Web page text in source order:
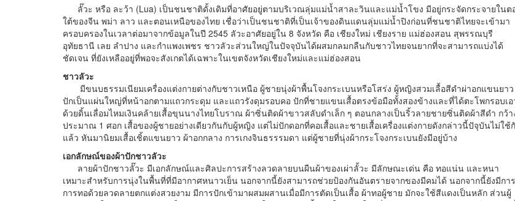
ลั๊วะ หรือ ละว้า (Lua) เป็นชนชาติดั้งเดิมที่อาศัยอยู่ตามบริเวณลุ่มแม่น้ำสาละวินและแม่น้ำโขง มีอยู่กระจัดกระจายในต
ใต้ของจีน พม่า ลาว และตอนเหนือของไทย เชื่อว่าเป็นชนชาติที่เป็นเจ้าของดินแดนลุ่มแม่น้ำปิงก่อนที่ชนชาติไทยจะเข้ามา
ครอบครองในเวลาต่อมาจากข้อมูลในปี 2545 ลัวะอาศัยอยู่ใน 8 จังหวัด คือ เชียงใหม่ เชียงราย แม่ฮ่องสอน สุพรรณบุรี
อุทัยธานี เลย ลำปาง และกำแพงเพชร ชาวลัวะส่วนใหญ่ในปัจจุบันได้ผสมกลมกลืนกับชาวไทยจนยากที่จะสามารถแบ่งได้
ชัดเจน ที่ยังเหลืออยู่ที่พอจะสังเกตได้เฉพาะในเขตจังหวัดเชียงใหม่และแม่ฮ่องสอน
ชาวลัวะ
มีขนบธรรมเนียมเครื่องแต่งกายต่างกับชาวเหนือ ผู้ชายนุ่งผ้าพื้นโจงกระเบนหรือโสร่ง ผู้หญิงสวมเลื้อสีดำผ่าอกแขนยาว
ปักเป็นแผ่นใหญ่ที่หน้าอกตามแถวกระดุม และแถวรังดุมรอบคอ ปักที่ชายแขนเสื้อตรงข้อมือทั้งสองข้างและที่ได้ตะโพกรอบเอ
ด้วยดิ้นเลื่อมไหมเงินคล้ายเสื้อขุนนางไทยโบราณ ผ้าซิ่นติดผ้าขาวสลับดำเล็ก ๆ ตอนกลางเป็นริ้วลายชายซิ่นติดผ้าสีดำ กว้า
ประมาณ 1 ศอก เสื้อของผู้ชายอย่างเดียวกันกับผู้หญิง แต่ไม่ปักดอกที่คอเสื้อและชายเสื้อเครื่องแต่งกายดังกล่าวนี้ปัจุบันไม่ใช้
แล้ว หันมานิยมเสื้อเชิ้ตแขนยาว ผ้าอกกลาง การเกงจินธรรรมดา แต่ผู้ชายที่นุ่งผ้ากระโจงกระเบนยังมีอยู่บ้าง
เอกลักษณ์ของผ้าปักชาวลัวะ
ลายผ้าปักชาวลั๊วะ มีเอกลักษณ์และศิลปะการสร้างลวดลายบนผืนผ้าของเผ่าลั้วะ มีลักษณะเด่น คือ ทอแน่น และหนา
เหมาะสำหรับการนุ่งในพื้นที่ที่มีอากาศหนาวเย็น นอกจากนี้ยังสามารถช่วยป้องกันอันตรายจากของมีคมได้ นอกจากนี้ยังมีการ
การทอด้วยลวดลายตกแต่งสวยงาม มีการปักเข้ามาผสมผสานเมื่อมีการตัดเป็นเสื้อ ผ้าทอผู้ชาย มักจะใช้สีแดงเป็นหลัก ส่วนผู้